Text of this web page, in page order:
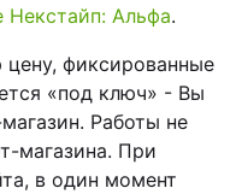
Некстайп: Альфа.
фиксированные
«под ключ» - Вы
Работы не
магазина. При
в один момент